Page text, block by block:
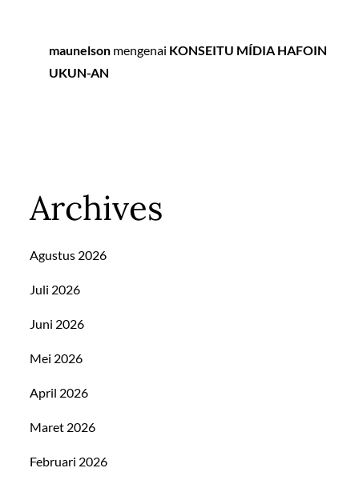
maunelson mengenai KONSEITU MÍDIA HAFOIN
UKUN-AN
Archives
Agustus 2026
Juli 2026
Juni 2026
Mei 2026
April 2026
Maret 2026
Februari 2026